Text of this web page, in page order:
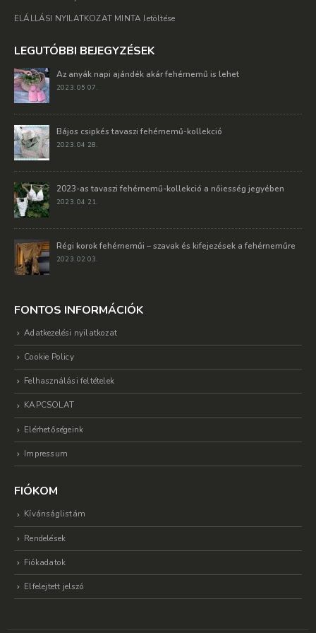
ELÁLLÁSI NYILATKOZAT MINTA letöltése
LEGUTÓBBI BEJEGYZÉSEK
Az anyák napi ajándék akár fehérnemű is lehet
2023. 05 07.
Bájos csipkés tavaszi fehérnemű-kollekció
2023. 04 28.
2023-as tavaszi fehérnemű-kollekció a nőiesség jegyében
2023. 04 21.
Régi korok fehérneműi – szavak és kifejezések a fehérneműre
2023. 02 03.
FONTOS INFORMÁCIÓK
Adatkezelési nyilatkozat
Cookie Policy
Felhasználási feltételek
KAPCSOLAT
Elérhetőségeink
Impressum
FIÓKOM
Kívánságlistám
Rendelések
Fiókadatok
Elfelejtett jelszó